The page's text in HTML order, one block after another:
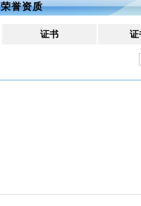
荣誉资质
证书 证